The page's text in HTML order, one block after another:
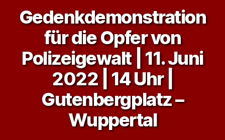
Gedenkdemonstration
für die Opfer von
Polizeigewalt | 11. Juni
2022 | 14 Uhr |
Gutenbergplatz –
Wuppertal